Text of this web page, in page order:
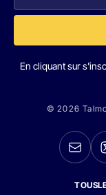
En cliquant sur
© 2026